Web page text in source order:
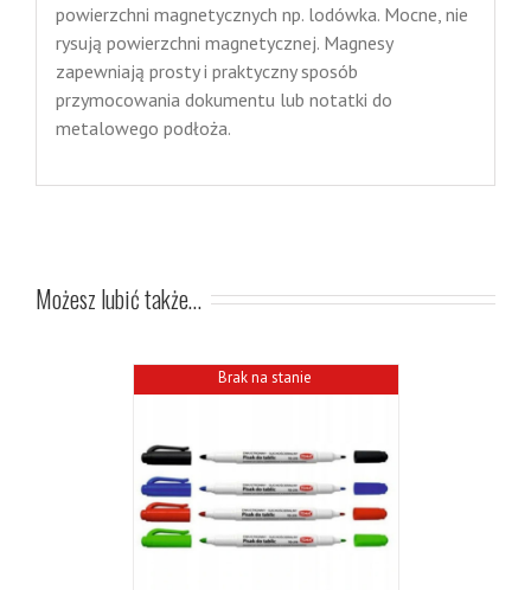
powierzchni magnetycznych np. lodówka. Mocne, nie
rysują powierzchni magnetycznej. Magnesy
zapewniają prosty i praktyczny sposób
przymocowania dokumentu lub notatki do
metalowego podłoża.
Możesz lubić także…
Brak na stanie